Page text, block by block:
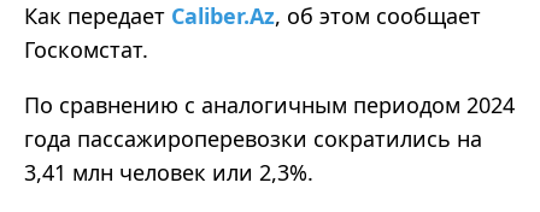
Как передает Caliber.Az, об этом сообщает
Госкомстат.
По сравнению с аналогичным периодом 2024
года пассажироперевозки сократились на
3,41 млн человек или 2,3%.